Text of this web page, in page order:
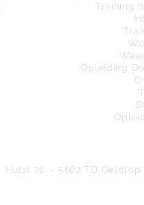
Training
Opleiding
Hulst 71 - 5662 TD